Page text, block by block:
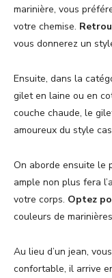
marinière, vous
votre chemise.
vous donnerez un
Ensuite, dans la
gilet en laine ou en
couche chaude, le
amoureux du style
On aborde ensuite le
ample non plus fera
votre corps. Optez
couleurs de
Au lieu d’un jean,
confortable, il arrive